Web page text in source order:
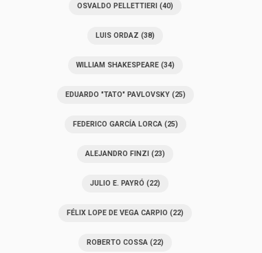
OSVALDO PELLETTIERI (40)
LUIS ORDAZ (38)
WILLIAM SHAKESPEARE(34)
EDUARDO "TATO" PAVLOVSKY(25)
FEDERICO GARCÍA LORCA(25)
ALEJANDRO FINZI (23)
JULIO E. PAYRÓ (22)
FÉLIX LOPE DE VEGA CARPIO (22)
ROBERTO COSSA (22)